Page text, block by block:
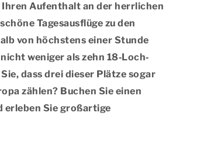
Aufenthalt an der herrlichen
Tagesausflüge zu den
von höchstens einer Stunde
weniger als zehn 18‑Loch‑
dass drei dieser Plätze sogar
zählen? Buchen Sie einen
erleben Sie großartige